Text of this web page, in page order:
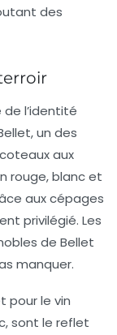
des
l’identité
, un des
aux
rouge, blanc et
aux cépages
privilégié. Les
de Bellet
manquer.
pour le vin
sont le reflet